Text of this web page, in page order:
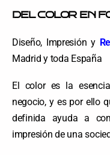
DEL COLOR EN
Diseño, Impresión y
Madrid y toda España
El color es la
negocio, y es por ello
definida ayuda a
impresión de una